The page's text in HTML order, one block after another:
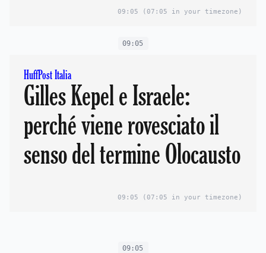
09:05 (07:05 in your timezone)
09:05
HuffPost Italia
Gilles Kepel e Israele:
perché viene rovesciato il
senso del termine Olocausto
09:05 (07:05 in your timezone)
09:05